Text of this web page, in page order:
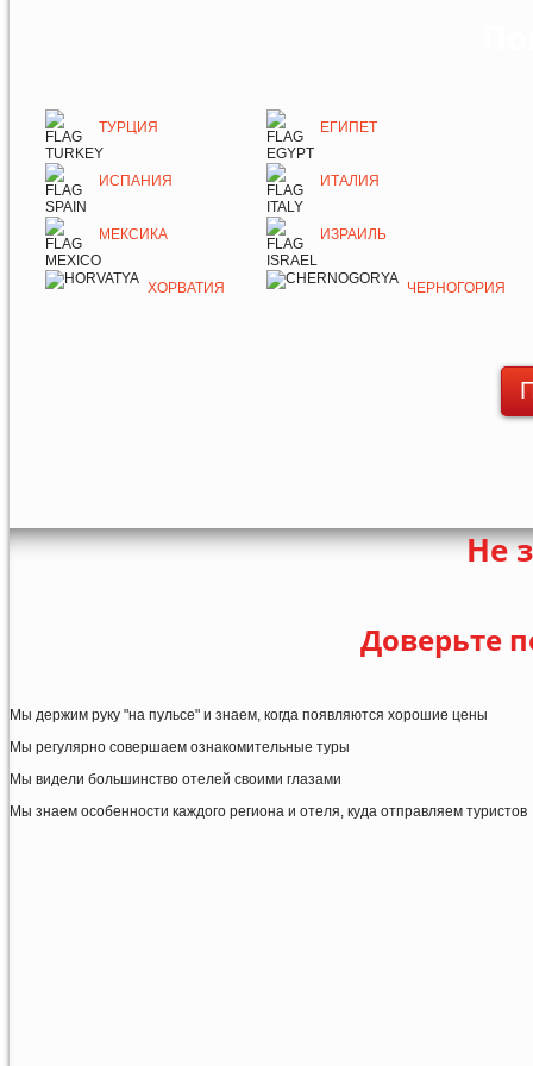
ТУРЦИЯ ЕГИПЕТ
ИСПАНИЯ ИТАЛИЯ
МЕКСИКА ИЗРАИЛЬ
ХОРВАТИЯ ЧЕРНОГОРИЯ
Не
Доверьте
Мы держим руку "на пульсе" и знаем, когда появляются хорошие цены
Мы регулярно совершаем ознакомительные туры
Мы видели большинство отелей своими глазами
Мы знаем особенности каждого региона и отеля, куда отправляем туристов